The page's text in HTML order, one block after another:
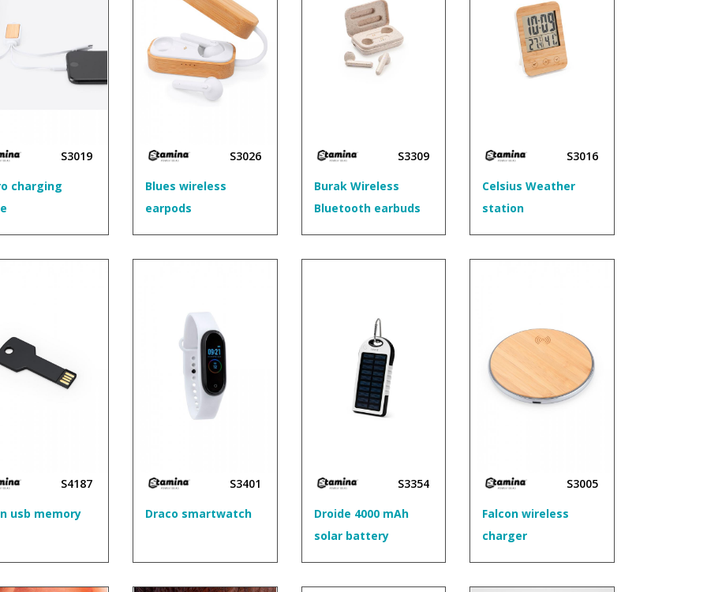
S3019
charging
S3026
Blues wireless
earpods
S3309
Burak Wireless
Bluetooth earbuds
S3016
Celsius Weather
station
S4187
usb memory
S3401
Draco smartwatch
S3354
Droide 4000 mAh
solar battery
S3005
Falcon wireless
charger